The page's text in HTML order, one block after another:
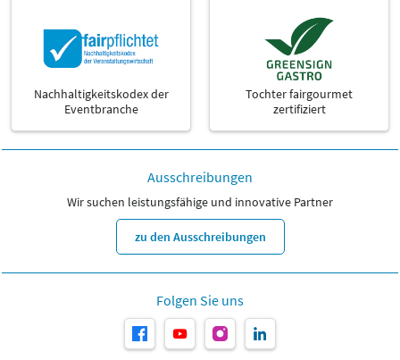
Nachhaltigkeitskodex der
Eventbranche
Tochter fairgourmet
zertifiziert
Ausschreibungen
Wir suchen leistungsfähige und innovative Partner
zu den Ausschreibungen
Folgen Sie uns